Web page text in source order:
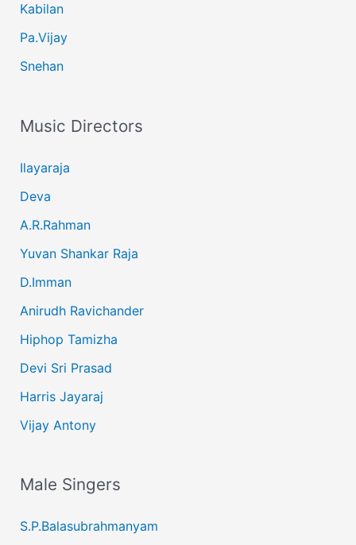
Kabilan
Pa.Vijay
Snehan
Music Directors
Ilayaraja
Deva
A.R.Rahman
Yuvan Shankar Raja
D.Imman
Anirudh Ravichander
Hiphop Tamizha
Devi Sri Prasad
Harris Jayaraj
Vijay Antony
Male Singers
S.P.Balasubrahmanyam